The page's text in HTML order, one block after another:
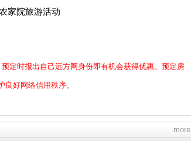
家院旅游活动
定时报出自己远方网身份即有机会获得优惠。预定房
好网络信用秩序。
more